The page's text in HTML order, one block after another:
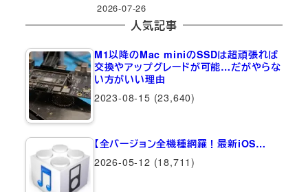
2026-07-26
人気記事
M1以降のMac miniのSSDは超頑張れば
交換やアップグレードが可能…だがやらな
い方がいい理由
2023-08-15 (23,640)
【全バージョン全機種網羅！最新iOS…
2026-05-12 (18,711)